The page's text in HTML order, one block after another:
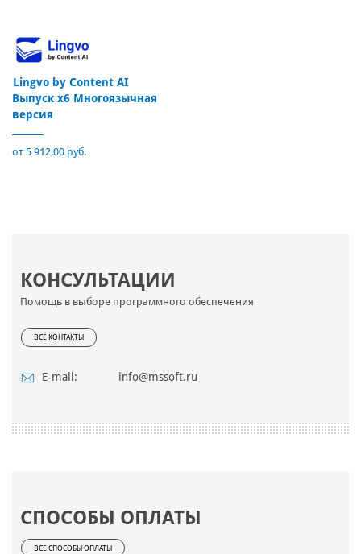
КОНСУЛЬТАЦИИ
Помощь в выборе программного обеспечения
ВСЕ КОНТАКТЫ
E-mail: info@mssoft.ru
СПОСОБЫ ОПЛАТЫ
ВСЕ СПОСОБЫ ОПЛАТЫ
Lingvo by Content AI
Выпуск x6 Многоязычная
версия
от 5 912,00 руб.